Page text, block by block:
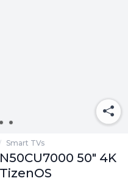
/ Smart TVs
50" 4K